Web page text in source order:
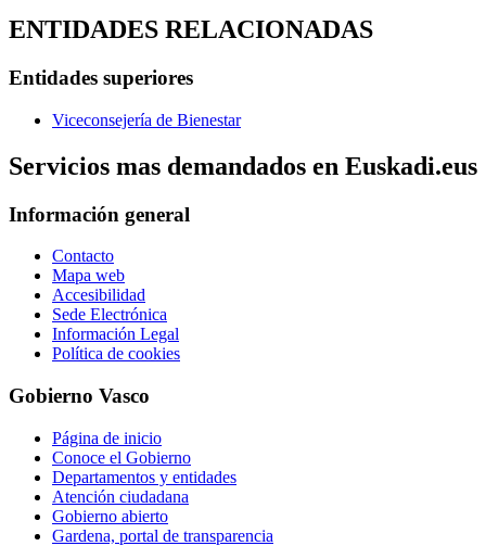
ENTIDADES RELACIONADAS
Entidades superiores
Viceconsejería de Bienestar
Servicios mas demandados en Euskadi.eus
Información general
Contacto
Mapa web
Accesibilidad
Sede Electrónica
Información Legal
Política de cookies
Gobierno Vasco
Página de inicio
Conoce el Gobierno
Departamentos y entidades
Atención ciudadana
Gobierno abierto
Gardena, portal de transparencia